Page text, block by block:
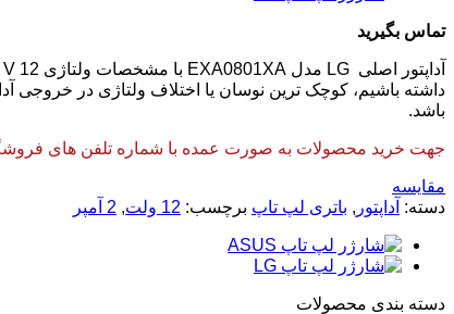
تماس بگیرید
داشته باشیم، کوچک ترین نوسان یا اختلاف ولتاژی در خروجی
باشد.
جهت خرید محصولات به صورت عمده با شماره تلفن های
مقایسه
دسته: آداپتور , باتری لپ تاپ برچسب: 12 ولت , 2 آمپر
دسته‌ بندی محصولات